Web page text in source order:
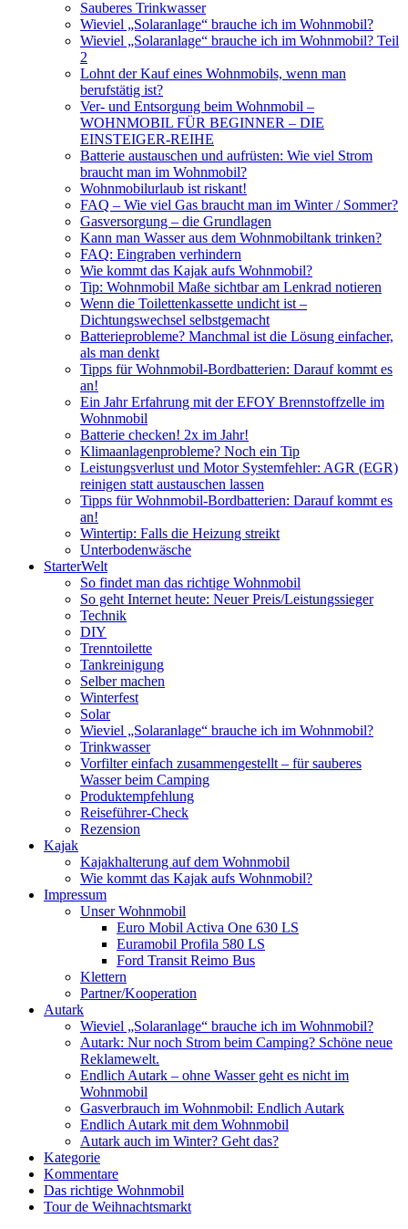
Sauberes Trinkwasser
Wieviel „Solaranlage“ brauche ich im Wohnmobil?
Wieviel „Solaranlage“ brauche ich im Wohnmobil? Teil
2
Lohnt der Kauf eines Wohnmobils, wenn man
berufstätig ist?
Ver- und Entsorgung beim Wohnmobil –
WOHNMOBIL FÜR BEGINNER – DIE
EINSTEIGER-REIHE
Batterie austauschen und aufrüsten: Wie viel Strom
braucht man im Wohnmobil?
Wohnmobilurlaub ist riskant!
FAQ – Wie viel Gas braucht man im Winter / Sommer?
Gasversorgung – die Grundlagen
Kann man Wasser aus dem Wohnmobiltank trinken?
FAQ: Eingraben verhindern
Wie kommt das Kajak aufs Wohnmobil?
Tip: Wohnmobil Maße sichtbar am Lenkrad notieren
Wenn die Toilettenkassette undicht ist –
Dichtungswechsel selbstgemacht
Batterieprobleme? Manchmal ist die Lösung einfacher,
als man denkt
Tipps für Wohnmobil-Bordbatterien: Darauf kommt es
an!
Ein Jahr Erfahrung mit der EFOY Brennstoffzelle im
Wohnmobil
Batterie checken! 2x im Jahr!
Klimaanlagenprobleme? Noch ein Tip
Leistungsverlust und Motor Systemfehler: AGR (EGR)
reinigen statt austauschen lassen
Tipps für Wohnmobil-Bordbatterien: Darauf kommt es
an!
Wintertip: Falls die Heizung streikt
Unterbodenwäsche
StarterWelt
So findet man das richtige Wohnmobil
So geht Internet heute: Neuer Preis/Leistungssieger
Technik
DIY
Trenntoilette
Tankreinigung
Selber machen
Winterfest
Solar
Wieviel „Solaranlage“ brauche ich im Wohnmobil?
Trinkwasser
Vorfilter einfach zusammengestellt – für sauberes
Wasser beim Camping
Produktempfehlung
Reiseführer-Check
Rezension
Kajak
Kajakhalterung auf dem Wohnmobil
Wie kommt das Kajak aufs Wohnmobil?
Impressum
Unser Wohnmobil
Euro Mobil Activa One 630 LS
Euramobil Profila 580 LS
Ford Transit Reimo Bus
Klettern
Partner/Kooperation
Autark
Wieviel „Solaranlage“ brauche ich im Wohnmobil?
Autark: Nur noch Strom beim Camping? Schöne neue
Reklamewelt.
Endlich Autark – ohne Wasser geht es nicht im
Wohnmobil
Gasverbrauch im Wohnmobil: Endlich Autark
Endlich Autark mit dem Wohnmobil
Autark auch im Winter? Geht das?
Kategorie
Kommentare
Das richtige Wohnmobil
Tour de Weihnachtsmarkt